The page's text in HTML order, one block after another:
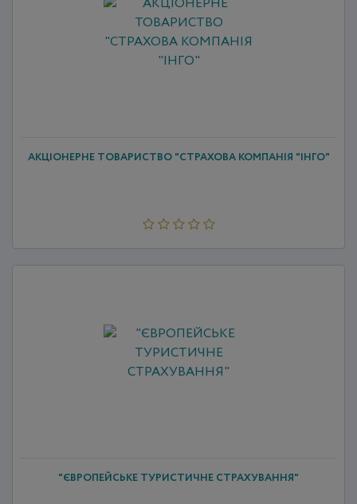
АКЦІОНЕРНЕ ТОВАРИСТВО "СТРАХОВА КОМПАНІЯ "ІНГО"
"ЄВРОПЕЙСЬКЕ ТУРИСТИЧНЕ СТРАХУВАННЯ"